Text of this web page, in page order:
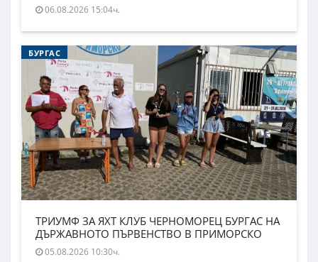
06.08.2026 15:04ч.
БУРГАС
ТРИУМФ ЗА ЯХТ КЛУБ ЧЕРНОМОРЕЦ БУРГАС НА
ДЪРЖАВНОТО ПЪРВЕНСТВО В ПРИМОРСКО
05.08.2026 10:30ч.